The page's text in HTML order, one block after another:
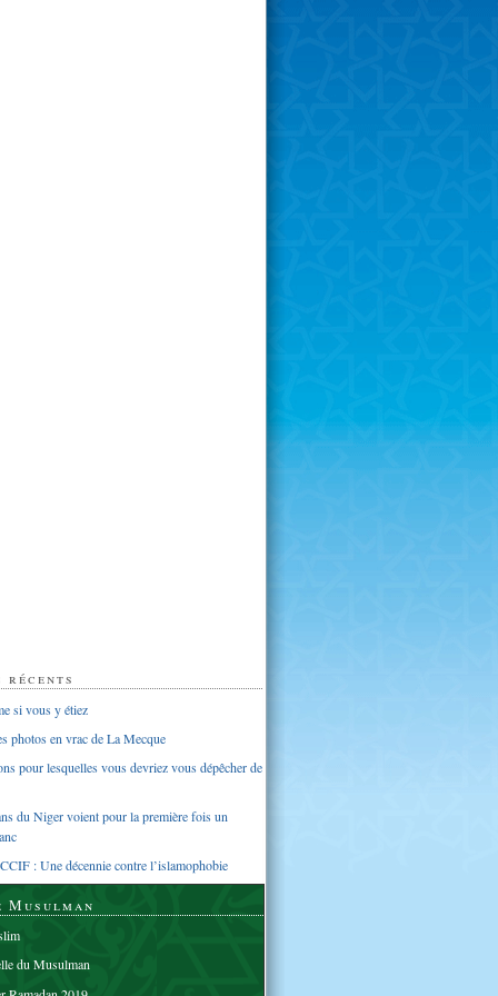
si vous y étiez
photos en vrac de La Mecque
pour lesquelles vous devriez vous dépêcher de
du Niger voient pour la première fois un
: Une décennie contre l’islamophobie
Musulman
du Musulman